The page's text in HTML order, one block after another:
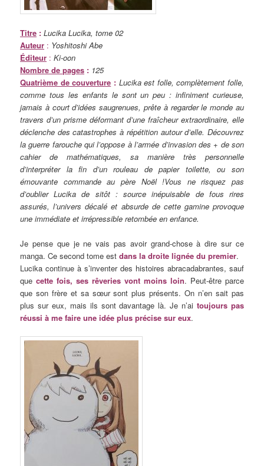
Titre : Lucika Lucika, tome 02
Auteur : Yoshitoshi Abe
Éditeur : Ki-oon
Nombre de pages : 125
Quatrième de couverture : Lucika est folle, complètement folle,
comme tous les enfants le sont un peu : infiniment curieuse,
jamais à court d’idées saugrenues, prête à regarder le monde au
travers d’un prisme déformant d’une fraîcheur extraordinaire, elle
déclenche des catastrophes à répétition autour d’elle. Découvrez
la guerre farouche qui l’oppose à l’armée d’invasion des + de son
cahier de mathématiques, sa manière très personnelle
d’interpréter la fin d’un rouleau de papier toilette, ou son
émouvante commande au père Noël !Vous ne risquez pas
d’oublier Lucika de sitôt : source inépuisable de fous rires
assurés, l’univers décalé et absurde de cette gamine provoque
une immédiate et irrépressible retombée en enfance.
Je pense que je ne vais pas avoir grand-chose à dire sur ce
manga. Ce second tome estdans la droite lignée du premier.
Lucika continue à s’inventer des histoires abracadabrantes, sauf
quecette fois, ses rêveries vont moins loin. Peut-être parce
que son frère et sa sœur sont plus présents. On n’en sait pas
plus sur eux, mais ils sont davantage là. Je n’aitoujours pas
réussi à me faire une idée plus précise sur eux.